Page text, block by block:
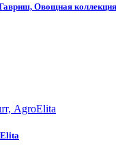
Овощная коллекция